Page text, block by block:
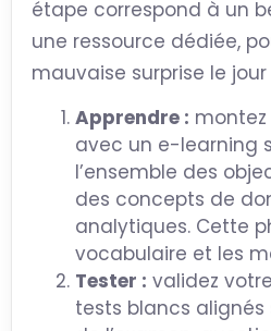
étape correspond à un
une ressource dédiée,
mauvaise surprise le jour
Apprendre :
avec un e-learning
l’ensemble des
des concepts de
analytiques. Cette
vocabulaire et les
Tester : validez
tests blancs